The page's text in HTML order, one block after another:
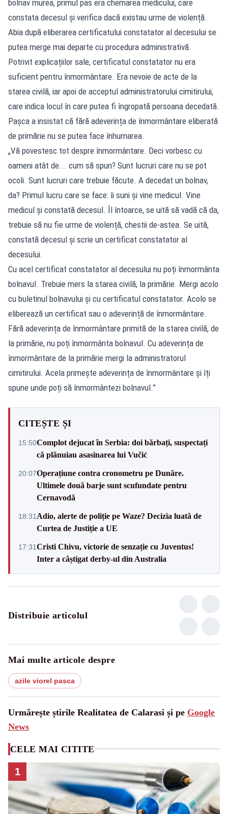
bolnav murea, primul pas era chemarea medicului, care
constata decesul și verifica dacă existau urme de violență.
Abia după eliberarea certificatului constatator al decesului se
putea merge mai departe cu procedura administrativă.
Potrivit explicațiilor sale, certificatul constatator nu era
suficient pentru înmormântare. Era nevoie de acte de la
starea civilă, iar apoi de acceptul administratorului cimitirului,
care indica locul în care putea fi îngropată persoana decedată.
Pașca a insistat că fără adeverința de înmormântare eliberată
de primărie nu se putea face înhumarea.
„Vă povestesc tot despre înmormântare. Deci vorbesc cu
oameni atât de... cum să spun? Sunt lucruri care nu se pot
ocoli. Sunt lucruri care trebuie făcute. A decedat un bolnav,
da? Primul lucru care se face: îi suni și vine medicul. Vine
medicul și constată decesul. Îl întoarce, se uită să vadă că da,
trebuie să nu fie urme de violență, chestii de-astea. Se uită,
constată decesul și scrie un certificat constatator al
decesului.
Cu acel certificat constatator al decesului nu poți înmormânta
bolnavul. Trebuie mers la starea civilă, la primărie. Mergi acolo
cu buletinul bolnavului și cu certificatul constatator. Acolo se
eliberează un certificat sau o adeverință de înmormântare.
Fără adeverința de înmormântare primită de la starea civilă, de
la primărie, nu poți înmormânta bolnavul. Cu adeverința de
înmormântare de la primărie mergi la administratorul
cimitirului. Acela primește adeverința de înmormântare și îți
spune unde poți să înmormântezi bolnavul.”
CITEȘTE ȘI
15:50Complot dejucat în Serbia: doi bărbați, suspectați
că plănuiau asasinarea lui Vučić
20:07Operațiune contra cronometru pe Dunăre.
Ultimele două barje sunt scufundate pentru
Cernavodă
18:31 Adio, alerte de poliție pe Waze? Decizia luată de
Curtea de Justiție a UE
17:31Cristi Chivu, victorie de senzație cu Juventus!
Inter a câștigat derby-ul din Australia
Distribuie articolul
Mai multe articole despre
azile viorel pasca
Urmărește știrile Realitatea de Calarasi și pe Google
News
CELE MAI CITITE
1